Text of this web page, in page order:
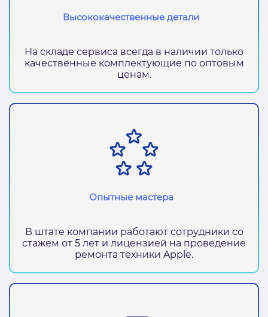
Высококачественные детали
На складе сервиса всегда в наличии только
качественные комплектующие по оптовым
ценам.
Опытные мастера
В штате компании работают сотрудники со
стажем от 5 лет и лицензией на проведение
ремонта техники Apple.